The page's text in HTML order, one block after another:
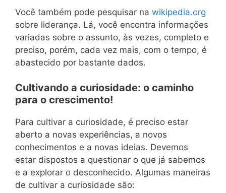
Você também pode pesquisar na wikipedia.org
sobre liderança. Lá, você encontra informações
variadas sobre o assunto, às vezes, completo e
preciso, porém, cada vez mais, com o tempo, é
abastecido por bastante dados.
Cultivando a curiosidade: o caminho
para o crescimento!
Para cultivar a curiosidade, é preciso estar
aberto a novas experiências, a novos
conhecimentos e a novas ideias. Devemos
estar dispostos a questionar o que já sabemos
e a explorar o desconhecido. Algumas maneiras
de cultivar a curiosidade são: